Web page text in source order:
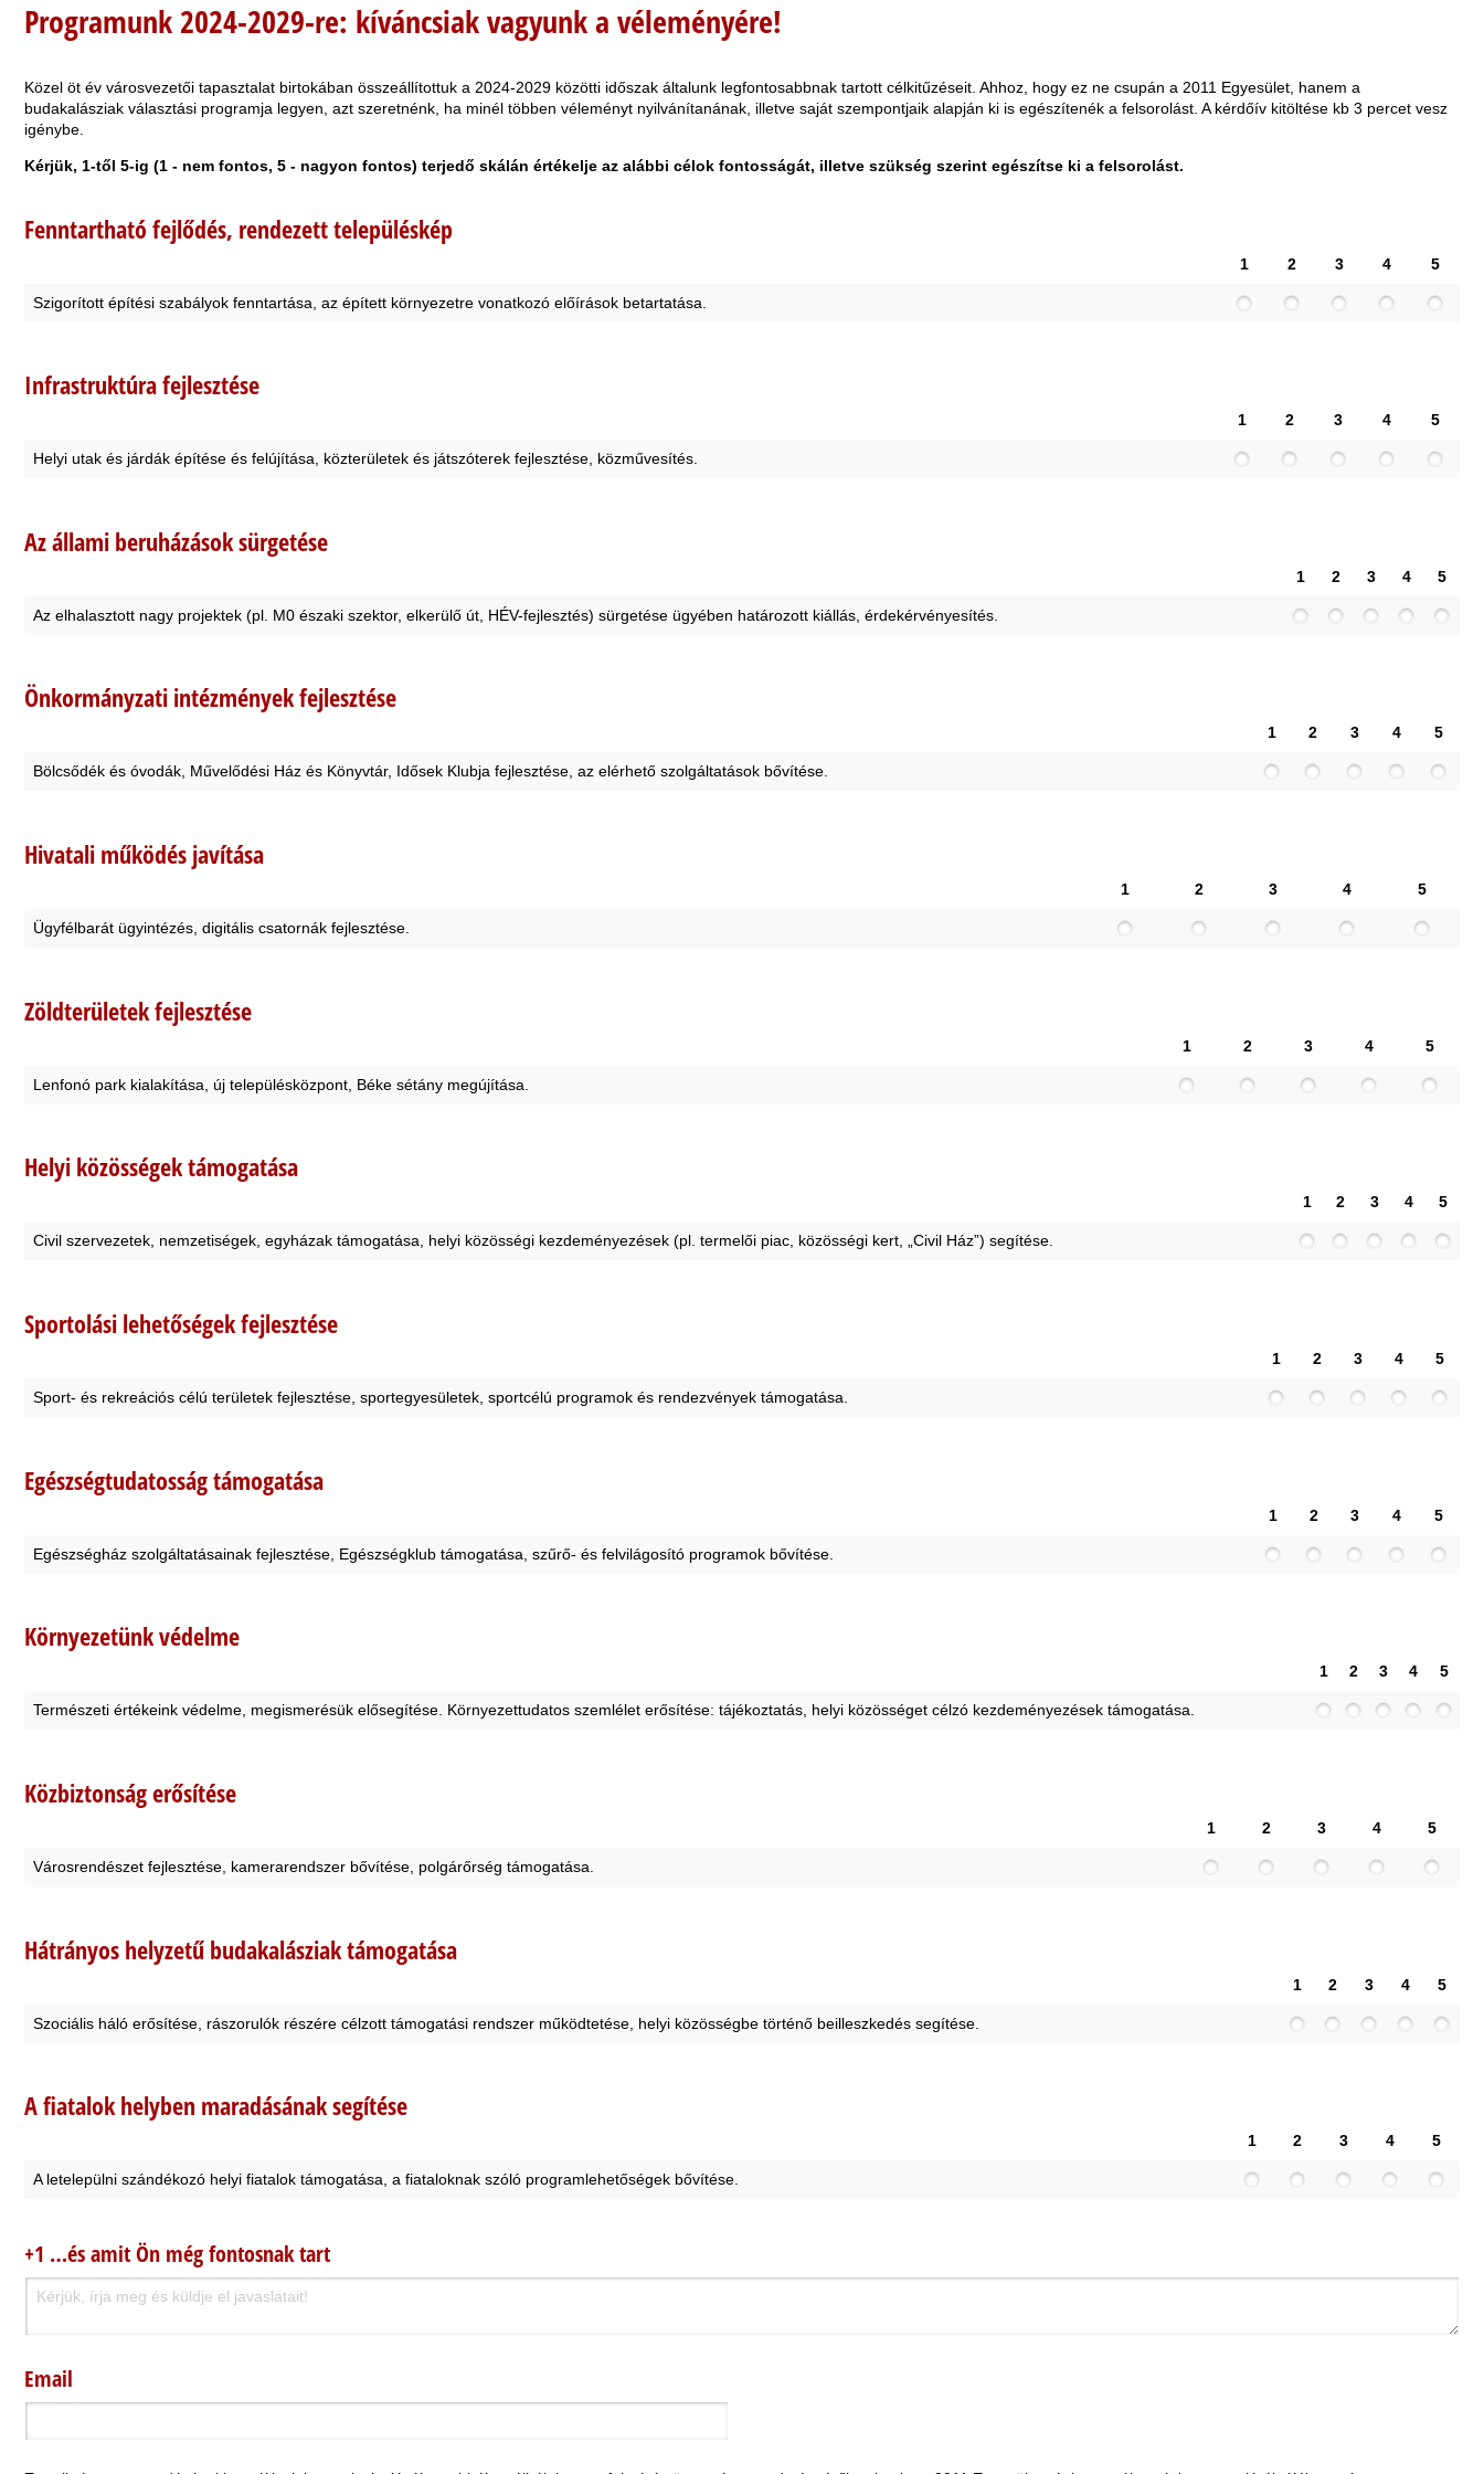
Programunk 2024-2029-re: kíváncsiak vagyunk a véleményére!
Közel öt év városvezetői tapasztalat birtokában összeállítottuk a 2024-2029 közötti időszak általunk legfontosabbnak tartott célkitűzéseit. Ahhoz, hogy ez ne csupán a 2011 Egyesület, hanem a
budakalásziak választási programja legyen, azt szeretnénk, ha minél többen véleményt nyilvánítanának, illetve saját szempontjaik alapján ki is egészítenék a felsorolást. A kérdőív kitöltése kb 3 percet vesz
igénybe.
Kérjük, 1-től 5-ig (1 - nem fontos, 5 - nagyon fontos) terjedő skálán értékelje az alábbi célok fontosságát, illetve szükség szerint egészítse ki a felsorolást.
Fenntartható fejlődés, rendezett településkép
1 2 3 4 5
Szigorított építési szabályok fenntartása, az épített környezetre vonatkozó előírások betartatása.
Infrastruktúra fejlesztése
1 2 3 4 5
Helyi utak és járdák építése és felújítása, közterületek és játszóterek fejlesztése, közművesítés.
Az állami beruházások sürgetése
1 2 3 4 5
Az elhalasztott nagy projektek (pl. M0 északi szektor, elkerülő út, HÉV-fejlesztés) sürgetése ügyében határozott kiállás, érdekérvényesítés.
Önkormányzati intézmények fejlesztése
1 2 3 4 5
Bölcsődék és óvodák, Művelődési Ház és Könyvtár, Idősek Klubja fejlesztése, az elérhető szolgáltatások bővítése.
Hivatali működés javítása
1 2 3 4 5
Ügyfélbarát ügyintézés, digitális csatornák fejlesztése.
Zöldterületek fejlesztése
1 2 3 4 5
Lenfonó park kialakítása, új településközpont, Béke sétány megújítása.
Helyi közösségek támogatása
1 2 3 4 5
Civil szervezetek, nemzetiségek, egyházak támogatása, helyi közösségi kezdeményezések (pl. termelői piac, közösségi kert, „Civil Ház”) segítése.
Sportolási lehetőségek fejlesztése
1 2 3 4 5
Sport- és rekreációs célú területek fejlesztése, sportegyesületek, sportcélú programok és rendezvények támogatása.
Egészségtudatosság támogatása
1 2 3 4 5
Egészségház szolgáltatásainak fejlesztése, Egészségklub támogatása, szűrő- és felvilágosító programok bővítése.
Környezetünk védelme
1 2 3 4 5
Természeti értékeink védelme, megismerésük elősegítése. Környezettudatos szemlélet erősítése: tájékoztatás, helyi közösséget célzó kezdeményezések támogatása.
Közbiztonság erősítése
1 2 3 4 5
Városrendészet fejlesztése, kamerarendszer bővítése, polgárőrség támogatása.
Hátrányos helyzetű budakalásziak támogatása
1 2 3 4 5
Szociális háló erősítése, rászorulók részére célzott támogatási rendszer működtetése, helyi közösségbe történő beilleszkedés segítése.
A fiatalok helyben maradásának segítése
1 2 3 4 5
A letelepülni szándékozó helyi fiatalok támogatása, a fiataloknak szóló programlehetőségek bővítése.
+1 …és amit Ön még fontosnak tart
Email